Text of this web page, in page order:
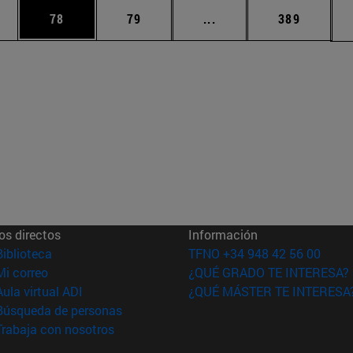
Use TAB para desplazarse.
Página
78 Página
79 ... Páginas intermedias
Página
389
directos
(abre en nueva ventana)
correo(abre en nueva ventana)
virtual ADI (abre en nueva ventana)
de personas(abre en nueva ventana)
con nosotros(abre en nueva ventana)
Información
TFNO +34 948 42 56 00
¿QUÉ GRADO TE INTERESA?
¿QUÉ MÁSTER TE